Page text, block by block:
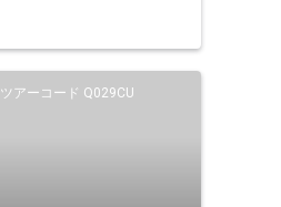
ツアーコード Q029CU